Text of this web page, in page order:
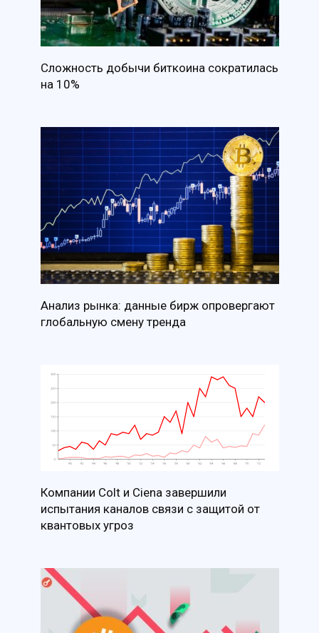
Сложность добычи биткоина сократилась
на 10%
Анализ рынка: данные бирж опровергают
глобальную смену тренда
Компании Colt и Ciena завершили
испытания каналов связи с защитой от
квантовых угроз